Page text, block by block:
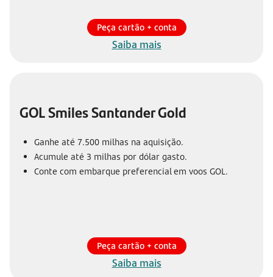
Peça cartão + conta
Saiba mais
GOL Smiles Santander Gold
Ganhe até 7.500 milhas na aquisição.
Acumule até 3 milhas por dólar gasto.
Conte com embarque preferencial em voos GOL.
Peça cartão + conta
Saiba mais